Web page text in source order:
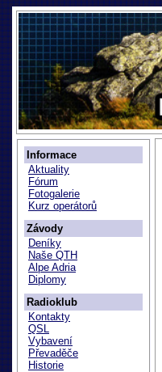
Informace
Aktuality
Fórum
Fotogalerie
Kurz operátorů
Závody
Deníky
Naše QTH
Alpe Adria
Diplomy
Radioklub
Kontakty
QSL
Vybavení
Převaděče
Historie